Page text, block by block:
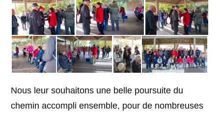
Nous leur souhaitons une belle poursuite du
chemin accompli ensemble, pour de nombreuses